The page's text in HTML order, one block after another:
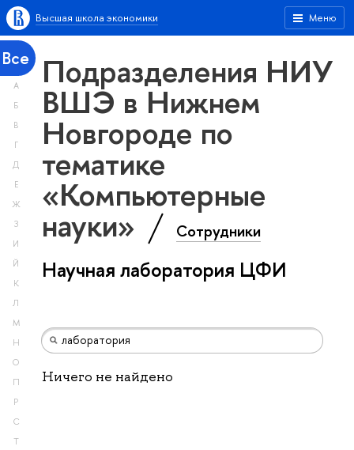
Меню
Высшая школа экономики
Все
А
Б
В
Г
Д
Е
Ж
З
И
Й
К
Л
М
Н
О
П
Р
С
Т
Подразделения НИУ
ВШЭ в Нижнем
Новгороде по
тематике
«Компьютерные
науки» Сотрудники
Научная лаборатория ЦФИ
Ничего не найдено